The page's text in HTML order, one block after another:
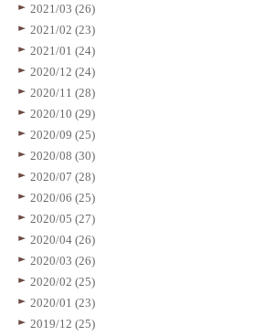
2021/03 (26)
2021/02 (23)
2021/01 (24)
2020/12 (24)
2020/11 (28)
2020/10 (29)
2020/09 (25)
2020/08 (30)
2020/07 (28)
2020/06 (25)
2020/05 (27)
2020/04 (26)
2020/03 (26)
2020/02 (25)
2020/01 (23)
2019/12 (25)